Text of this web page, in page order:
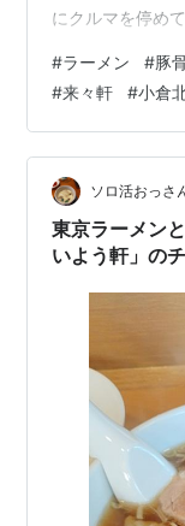
にクルマを停め
イニシエ豚骨*1
った出前用の岡
し、壁のメニュ
（小）のラーメ
待ちます。 店内
がけテーブル二
#ラーメン #豚
#来々軒 #小倉
ソロ活おっさ
東京ラーメン
いよう軒」の